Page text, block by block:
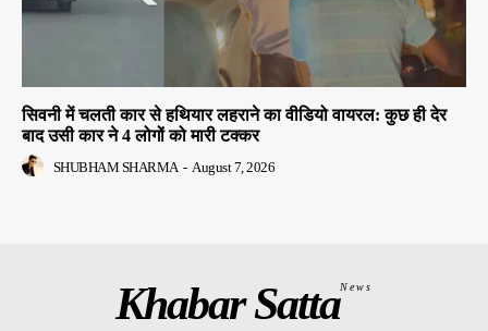
सिवनी में चलती कार से हथियार लहराने का वीडियो वायरल: कुछ ही देर
बाद उसी कार ने 4 लोगों को मारी टक्कर
SHUBHAM SHARMA - August 7, 2026
Khabar SattaNews